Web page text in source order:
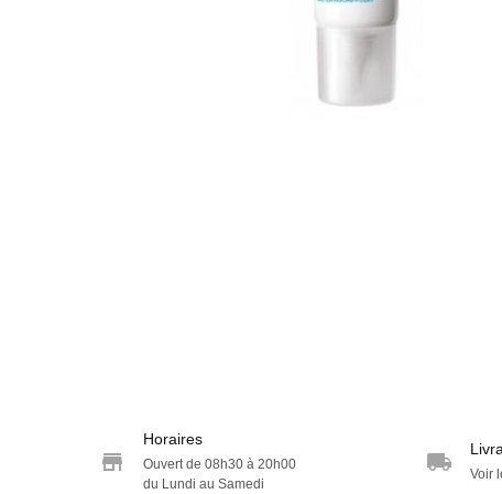
Horaires
Ouvert de 08h30 à 20h00
du Lundi au Samedi
Voir